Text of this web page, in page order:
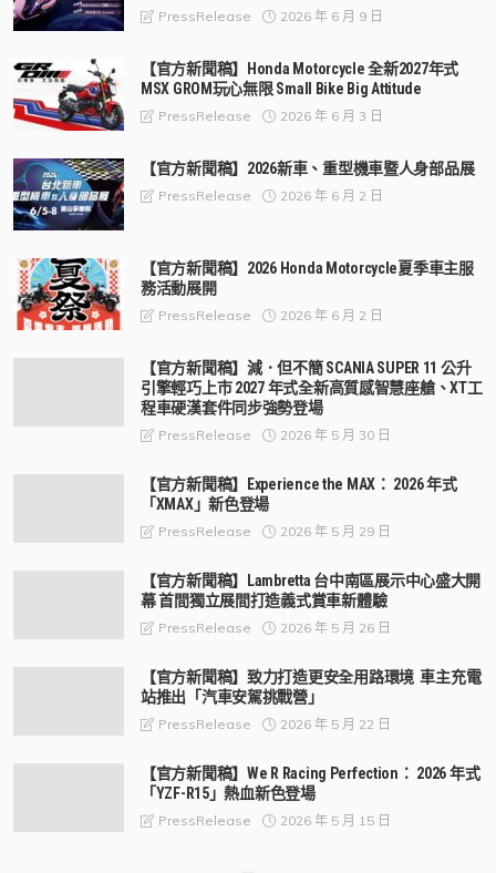
PressRelease 2026 年 6 月 9 日
【官方新聞稿】Honda Motorcycle 全新2027年式
MSX GROM玩心無限 Small Bike Big Attitude
PressRelease 2026 年 6 月 3 日
【官方新聞稿】2026新車、重型機車暨人身部品展
PressRelease 2026 年 6 月 2 日
【官方新聞稿】2026 Honda Motorcycle夏季車主服
務活動展開
PressRelease 2026 年 6 月 2 日
【官方新聞稿】減．但不簡 SCANIA SUPER 11 公升
引擎輕巧上市 2027 年式全新高質感智慧座艙、XT工
程車硬漢套件同步強勢登場
PressRelease 2026 年 5 月 30 日
【官方新聞稿】Experience the MAX： 2026 年式
「XMAX」新色登場
PressRelease 2026 年 5 月 29 日
【官方新聞稿】Lambretta 台中南區展示中心盛大開
幕 首間獨立展間打造義式賞車新體驗
PressRelease 2026 年 5 月 26 日
【官方新聞稿】致力打造更安全用路環境 車主充電
站推出「汽車安駕挑戰營」
PressRelease 2026 年 5 月 22 日
【官方新聞稿】We R Racing Perfection： 2026 年式
「YZF-R15」熱血新色登場
PressRelease 2026 年 5 月 15 日